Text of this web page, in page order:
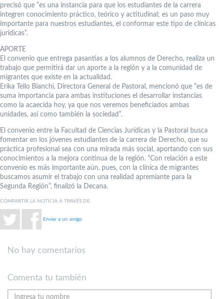
precisó que “es una instancia para que los estudiantes de la carrera
integren conocimiento práctico, teórico y actitudinal; es un paso muy
importante para nuestros estudiantes, el conformar este tipo de clínicas
jurídicas”.
APORTE
El convenio que entrega pasantías a los alumnos de Derecho, realiza un
trabajo que permitirá dar un aporte a la región y a la comunidad de
migrantes que existe en la actualidad.
Erika Tello Bianchi, Directora General de Pastoral, mencionó que “es de
suma importancia para ambas instituciones el desarrollar instancias
como la acaecida hoy, ya que nos veremos beneficiados ambas
unidades, así como también la sociedad”.
El convenio entre la Facultad de Ciencias Jurídicas y la Pastoral busca
fomentar en los jóvenes estudiantes de la carrera de Derecho, que su
práctica profesional sea con una mirada más social, aportando con sus
conocimientos a la mejora continua de la región. “Con relación a este
convenio es más importante aún, pues, con la clínica de migrantes
buscamos asumir el trabajo con una realidad apremiante para la
Segunda Región”, finalizó la Decana.
COMPARTIR LA NOTICIA A TRAVÉS DE:
Enviar a un amigo
No hay comentarios
Comenta tu también